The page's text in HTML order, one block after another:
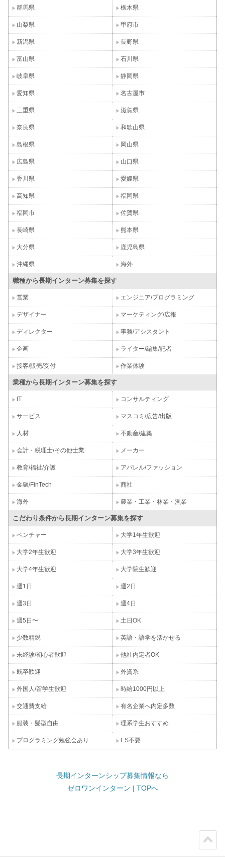
群馬県 栃木県
山梨県 甲府市
新潟県 長野県
富山県 石川県
岐阜県 静岡県
愛知県 名古屋市
三重県 滋賀県
奈良県 和歌山県
島根県 岡山県
広島県 山口県
香川県 愛媛県
高知県 福岡県
福岡市 佐賀県
長崎県 熊本県
大分県 鹿児島県
沖縄県 海外
職種から長期インターン募集を探す
営業 エンジニア/プログラミング
デザイナー マーケティング/広報
ディレクター 事務/アシスタント
企画 ライター/編集/記者
接客/販売/受付 作業体験
業種から長期インターン募集を探す
IT コンサルティング
サービス マスコミ/広告/出版
人材 不動産/建築
会計・税理士/その他士業 メーカー
教育/福祉/介護 アパレル/ファッション
金融/FinTech 商社
海外 農業・工業・林業・漁業
こだわり条件から長期インターン募集を探す
ベンチャー 大学1年生歓迎
大学2年生歓迎 大学3年生歓迎
大学4年生歓迎 大学院生歓迎
週1日 週2日
週3日 週4日
週5日〜 土日OK
少数精鋭 英語・語学を活かせる
未経験/初心者歓迎 他社内定者OK
既卒歓迎 外資系
外国人/留学生歓迎 時給1000円以上
交通費支給 有名企業へ内定多数
服装・髪型自由 理系学生おすすめ
プログラミング勉強会あり ES不要
長期インターンシップ募集情報なら
ゼロワンインターン | TOPへ